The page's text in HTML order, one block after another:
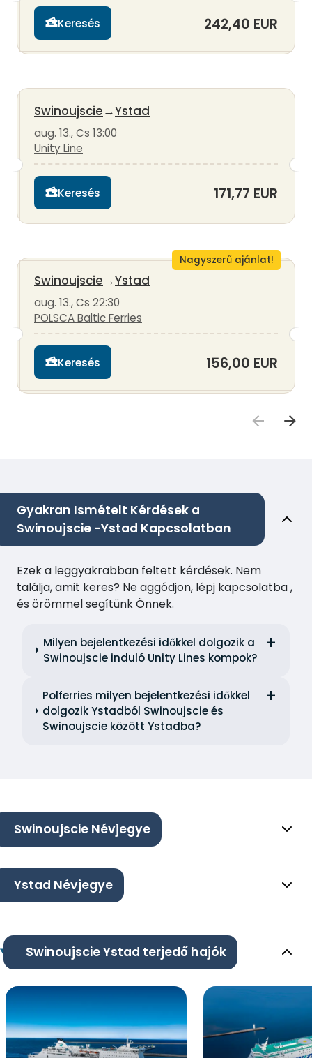
Keresés 242,40 EUR
Swinoujscie→Ystad
aug. 13., Cs 13:00
Unity Line
Keresés 171,77 EUR
Nagyszerű ajánlat!
Swinoujscie→Ystad
aug. 13., Cs 22:30
POLSCA Baltic Ferries
Keresés 156,00 EUR
Gyakran Ismételt Kérdések a
Swinoujscie -Ystad Kapcsolatban
Ezek a leggyakrabban feltett kérdések. Nem
találja, amit keres? Ne aggódjon, lépj kapcsolatba ,
és örömmel segítünk Önnek.
Milyen bejelentkezési időkkel dolgozik a
Swinoujscie induló Unity Lines kompok?
Polferries milyen bejelentkezési időkkel
dolgozik Ystadból Swinoujscie és
Swinoujscie között Ystadba?
Swinoujscie Névjegye
Ystad Névjegye
Swinoujscie Ystad terjedő hajók